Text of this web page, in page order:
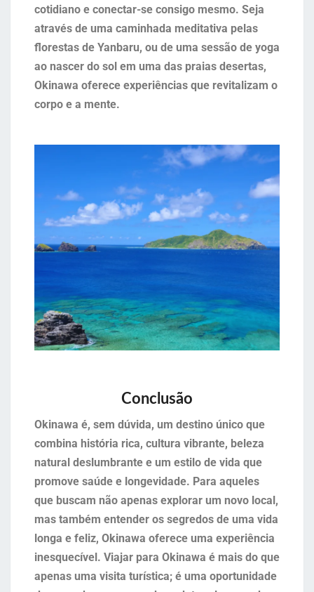
cotidiano e conectar-se consigo mesmo. Seja
através de uma caminhada meditativa pelas
florestas de Yanbaru, ou de uma sessão de yoga
ao nascer do sol em uma das praias desertas,
Okinawa oferece experiências que revitalizam o
corpo e a mente.
Conclusão
Okinawa é, sem dúvida, um destino único que
combina história rica, cultura vibrante, beleza
natural deslumbrante e um estilo de vida que
promove saúde e longevidade. Para aqueles
que buscam não apenas explorar um novo local,
mas também entender os segredos de uma vida
longa e feliz, Okinawa oferece uma experiência
inesquecível. Viajar para Okinawa é mais do que
apenas uma visita turística; é uma oportunidade